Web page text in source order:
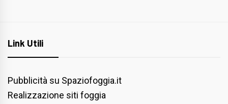
Link Utili
Pubblicità su Spaziofoggia.it
Realizzazione siti foggia